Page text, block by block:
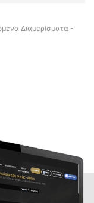
Διαμερίσματα -